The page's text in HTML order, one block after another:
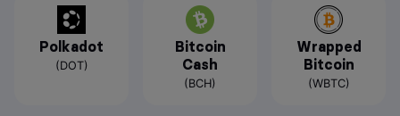
Polkadot
(DOT)
Bitcoin
Cash
(BCH)
Wrapped
Bitcoin
(WBTC)